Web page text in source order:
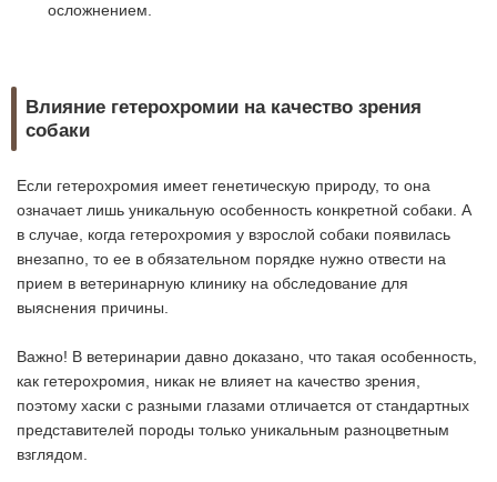
осложнением.
Влияние гетерохромии на качество зрения
собаки
Если гетерохромия имеет генетическую природу, то она
означает лишь уникальную особенность конкретной собаки. А
в случае, когда гетерохромия у взрослой собаки появилась
внезапно, то ее в обязательном порядке нужно отвести на
прием в ветеринарную клинику на обследование для
выяснения причины.
Важно! В ветеринарии давно доказано, что такая особенность,
как гетерохромия, никак не влияет на качество зрения,
поэтому хаски с разными глазами отличается от стандартных
представителей породы только уникальным разноцветным
взглядом.